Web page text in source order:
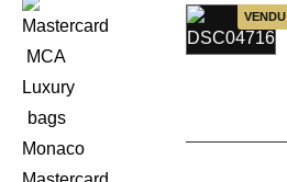
VENDU